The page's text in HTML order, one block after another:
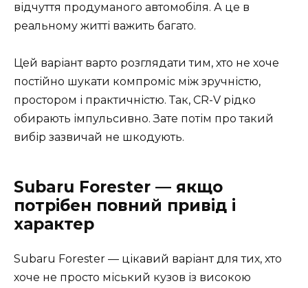
відчуття продуманого автомобіля. А це в
реальному житті важить багато.
Цей варіант варто розглядати тим, хто не хоче
постійно шукати компроміс між зручністю,
простором і практичністю. Так, CR-V рідко
обирають імпульсивно. Зате потім про такий
вибір зазвичай не шкодують.
Subaru Forester — якщо
потрібен повний привід і
характер
Subaru Forester — цікавий варіант для тих, хто
хоче не просто міський кузов із високою